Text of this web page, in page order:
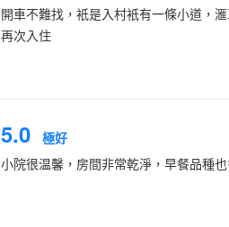
開車不難找，衹是入村衹有一條小道，
再次入住
5.0 極好
小院很温馨，房間非常乾淨，早餐品種